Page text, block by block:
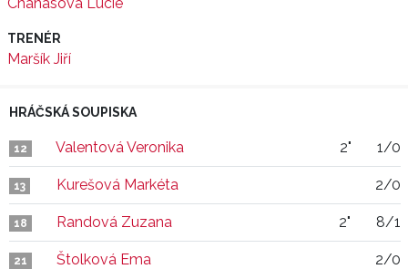
TRENÉR
Maršík Jiří
HRÁČSKÁ SOUPISKA
12 Valentová Veronika 2" 1/0
13 Kurešová Markéta 2/0
18 Randová Zuzana 2" 8/1
21 Štolková Ema 2/0